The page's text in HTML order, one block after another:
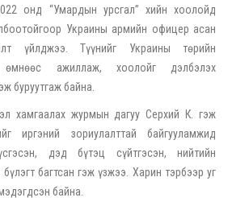
онд “Умардын урсгал” хийн хоолойд
Украины армийн офицер асан
үйлджээ. Түүнийг Украины төрийн
өмнөөс ажиллаж, хоолойг дэлбэлэх
буруутгаж байна.
хамгаалах журмын дагуу Серхий К. гэж
иргэний зориулалттай байгууламжид
дэд бүтэц сүйтгэсэн, нийтийн
багтсан гэж үзжээ. Харин тэрбээр уг
байна.